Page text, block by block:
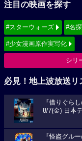
注目の映画を探す
#スターウォーズ #名
#少女漫画原作実写化
シリ
必見！地上波放送リ
『借りぐら
8/7(金) 日本
『怪盗グル